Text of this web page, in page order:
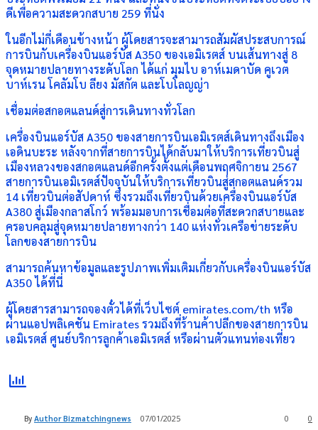
ดีเพื่อความสะดวกสบาย 259 ที่นั่ง
ในอีกไม่กี่เดือนข้างหน้า ผู้โดยสารจะสามารถสัมผัสประสบการณ์
การบินกับเครื่องบินแอร์บัส A350 ของเอมิเรตส์ บนเส้นทางสู่ 8
จุดหมายปลายทางระดับโลก ได้แก่ มุมไบ อาห์เมดาบัด คูเวต
บาห์เรน โคลัมโบ ลียง มัสกัต และโบโลญญ่า
เชื่อมต่อสกอตแลนด์สู่การเดินทางทั่วโลก
เครื่องบินแอร์บัส A350 ของสายการบินเอมิเรตส์เดินทางถึงเมือง
เอดินบะระ หลังจากที่สายการบินได้กลับมาให้บริการเที่ยวบินสู่
เมืองหลวงของสกอตแลนด์อีกครั้งตั้งแต่เดือนพฤศจิกายน 2567
สายการบินเอมิเรตส์ปัจจุบันให้บริการเที่ยวบินสู่สกอตแลนด์รวม
14 เที่ยวบินต่อสัปดาห์ ซึ่งรวมถึงเที่ยวบินด้วยเครื่องบินแอร์บัส
A380 สู่เมืองกลาสโกว์ พร้อมมอบการเชื่อมต่อที่สะดวกสบายและ
ครอบคลุมสู่จุดหมายปลายทางกว่า 140 แห่งทั่วเครือข่ายระดับ
โลกของสายการบิน
สามารถค้นหาข้อมูลและรูปภาพเพิ่มเติมเกี่ยวกับเครื่องบินแอร์บัส
A350 ได้ที่นี่
ผู้โดยสารสามารถจองตั๋วได้ที่เว็บไซต์ emirates.com/th หรือ
ผ่านแอปพลิเคชัน Emirates รวมถึงที่ร้านค้าปลีกของสายการบิน
เอมิเรตส์ ศูนย์บริการลูกค้าเอมิเรตส์ หรือผ่านตัวแทนท่องเที่ยว
By Author Bizmatchingnews 07/01/2025 0
0